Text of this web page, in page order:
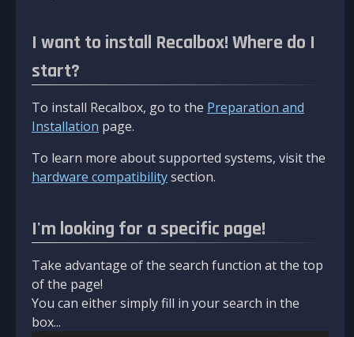
I want to install Recalbox! Where do I
start?
To install Recalbox, go to the Preparation and
Installation page.
To learn more about supported systems, visit the
hardware compatibilitysection.
I'm looking for a specific page!
Take advantage of the search function at the top
of the page!
You can either simply fill in your search in the
box...